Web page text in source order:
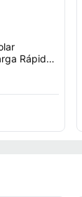
Rápida
Verde